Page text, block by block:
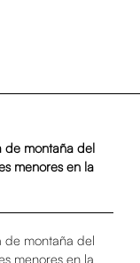
de montaña del
menores en la
de montaña del
menores en la